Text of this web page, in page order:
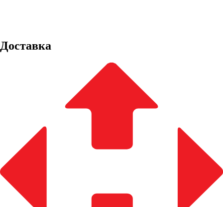
Доставка